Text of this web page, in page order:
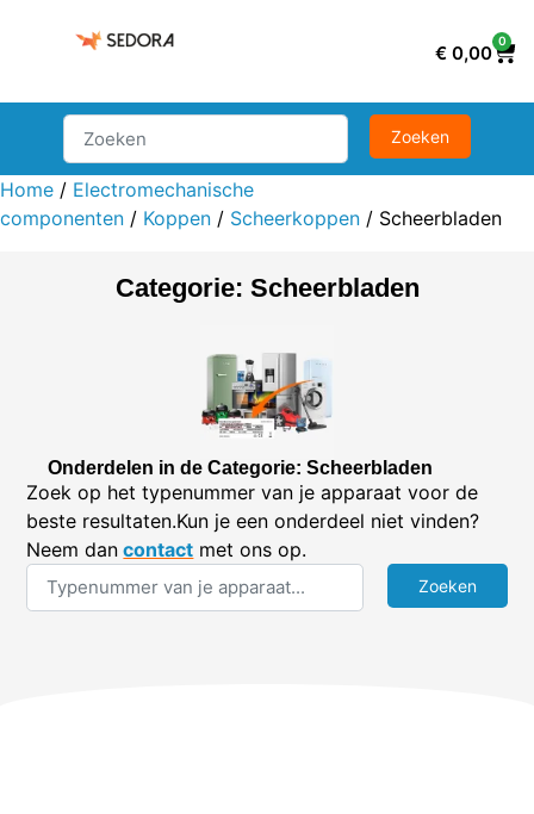
€ 0,00
0
Home / Electromechanische
componenten / Koppen / Scheerkoppen / Scheerbladen
Categorie: Scheerbladen
Onderdelen in de Categorie: Scheerbladen
Zoek op het typenummer van je apparaat voor de
beste resultaten.Kun je een onderdeel niet vinden?
Neem dan contact met ons op.